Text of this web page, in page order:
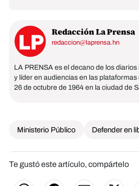
Redacción La Prensa
redaccion@laprensa.hn
LA PRENSA es el decano de los
y líder en audiencias en las plataformas
26 de octubre de 1964 en la ciudad de
Ministerio Público Defender en
Te gustó este artículo, compártelo